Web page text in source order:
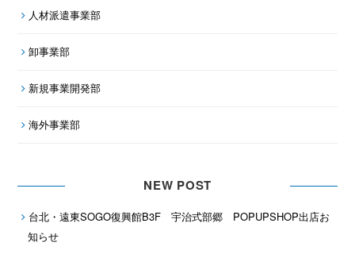
人材派遣事業部
卸事業部
新規事業開発部
海外事業部
NEW POST
台北・遠東SOGO復興館B3F 宇治式部郷 POPUPSHOP出店お
知らせ